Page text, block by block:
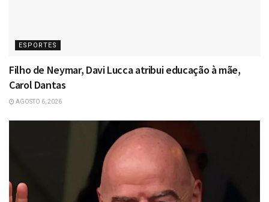
ESPORTES
Filho de Neymar, Davi Lucca atribui educação à mãe,
Carol Dantas
AGOSTO 6, 2026